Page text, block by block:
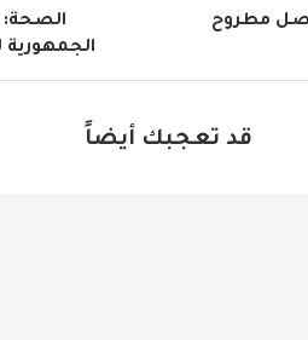
تصل مطروح
قد تعجبك أيضاً